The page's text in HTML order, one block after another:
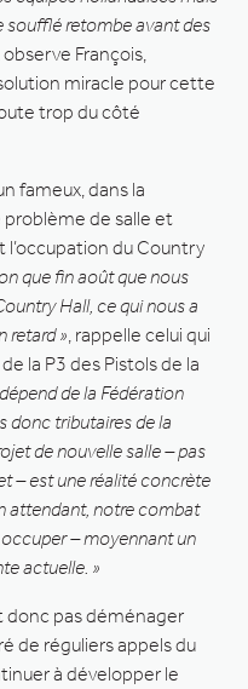
soufflé retombe avant des
, observe François,
miracle pour cette
trop du côté
fameux, dans la
problème de salle et
l’occupation du Country
que fin août que nous
Hall, ce qui nous a
retard » , rappelle celui qui
la P3 des Pistols de la
de la Fédération
donc tributaires de la
de nouvelle salle – pas
– est une réalité concrète
attendant, notre combat
– moyennant un
actuelle. »
donc pas déménager
de réguliers appels du
à développer le